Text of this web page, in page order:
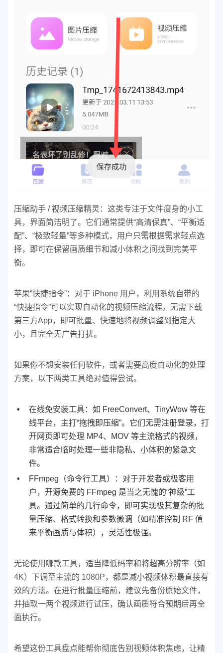
压缩助手 / 视频压缩精灵：这类专注于文件瘦身的小工
具，界面简洁明了。它们通常提供“高清保真”、“平衡适
配”、“极致轻量”等多种模式，用户只需根据需求轻点选
择，即可在保留画质细节和减小体积之间找到完美平
衡。
苹果“快捷指令”：对于 iPhone 用户，利用系统自带的
“快捷指令”可以实现自动化的视频压缩流程。无需下载
第三方App，即可批量、快速地将视频调整到指定大
小，且完全无广告打扰。
如果你不想安装任何软件，或者需要高度自动化的处理
方案，以下两类工具绝对值得尝试。
在线免安装工具：如 FreeConvert、TinyWow 等在
线平台，主打“拖拽即压缩”。它们无需注册登录，打
开网页即可处理 MP4、MOV 等主流格式的视频，
非常适合临时处理一些非隐私、小体积的紧急文
件。
FFmpeg（命令行工具）：对于开发者或极客用
户，开源免费的 FFmpeg 是当之无愧的“神级”工
具。通过简单的几行命令，即可实现极其复杂的批
量压缩、格式转换和参数微调（如精准控制 RF 值
来平衡画质与体积），灵活性极强。
无论使用哪款工具，适当降低码率和将超高分辨率（如
4K）下调至主流的 1080P，都是减小视频体积最直接有
效的方法。在进行批量压缩前，建议先备份原始文件，
并抽取一两个视频进行试压，确认画质符合预期后再全
面执行。
希望这份工具盘点能帮你彻底告别视频体积焦虑，让精